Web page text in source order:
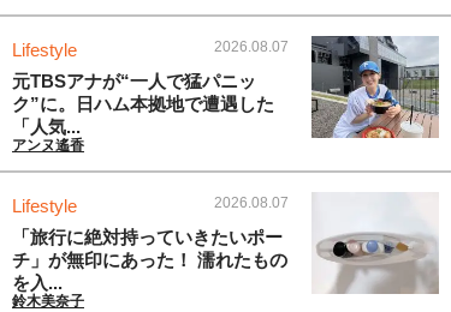
Lifestyle 2026.08.07
元TBSアナが“一人で猛パニッ
ク”に。日ハム本拠地で遭遇した
「人気...
アンヌ遙香
Lifestyle 2026.08.07
「旅行に絶対持っていきたいポー
チ」が無印にあった！ 濡れたもの
を入...
鈴木美奈子